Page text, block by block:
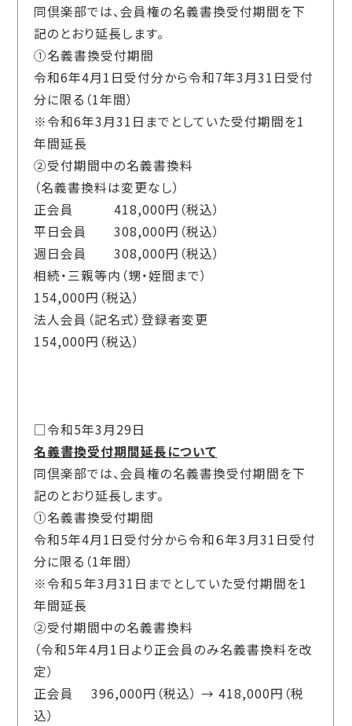
同倶楽部では、会員権の名義書換受付期間を下
記のとおり延長します。
①名義書換受付期間
令和6年4月1日受付分から令和7年3月31日受付
分に限る（1年間）
※令和6年3月31日までとしていた受付期間を1
年間延長
②受付期間中の名義書換料
（名義書換料は変更なし）
正会員 418,000円（税込）
平日会員 308,000円（税込）
週日会員 308,000円（税込）
相続・三親等内（甥・姪間まで）
154,000円（税込）
法人会員（記名式）登録者変更
154,000円（税込）
□令和5年3月29日
名義書換受付期間延長について
同倶楽部では、会員権の名義書換受付期間を下
記のとおり延長します。
①名義書換受付期間
令和5年4月1日受付分から令和６年3月31日受付
分に限る（1年間）
※令和５年3月31日までとしていた受付期間を1
年間延長
②受付期間中の名義書換料
（令和5年4月1日より正会員のみ名義書換料を改
定）
正会員 396,000円（税込） → 418,000円（税
込）